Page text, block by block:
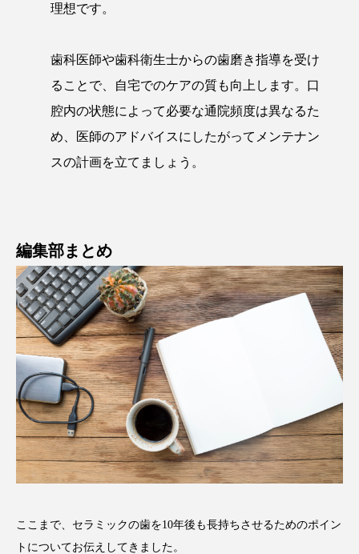
理想です。
歯科医師や歯科衛生士からの歯磨き指導を受け
ることで、自宅でのケアの質も向上します。口
腔内の状態によって必要な通院頻度は異なるた
め、医師のアドバイスにしたがってメンテナン
スの計画を立てましょう。
編集部まとめ
ここまで、セラミックの歯を10年後も長持ちさせるためのポイン
トについてお伝えしてきました。